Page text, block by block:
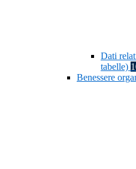
Dati
tabelle)
Benessere